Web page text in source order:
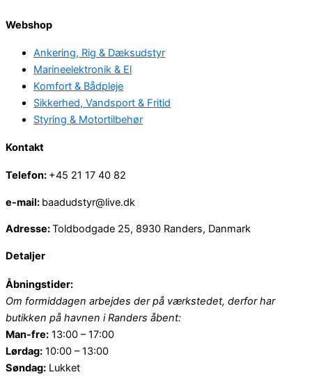
Webshop
Ankering, Rig & Dæksudstyr
Marineelektronik & El
Komfort & Bådpleje
Sikkerhed, Vandsport & Fritid
Styring & Motortilbehør
Kontakt
Telefon: +45 21 17 40 82
e-mail: baadudstyr@live.dk
Adresse:Toldbodgade 25, 8930 Randers, Danmark
Detaljer
Åbningstider:
Om formiddagen arbejdes der på værkstedet, derfor har
butikken på havnen i Randers åbent:
Man-fre: 13:00 – 17:00
Lørdag: 10:00 – 13:00
Søndag: Lukket